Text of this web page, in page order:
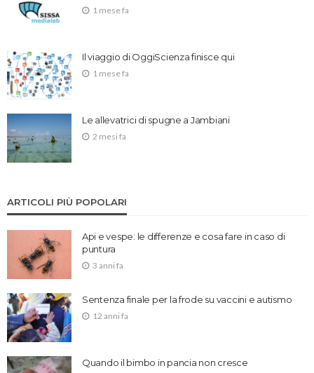
1 mese fa
Il viaggio di OggiScienza finisce qui
1 mese fa
Le allevatrici di spugne a Jambiani
2 mesi fa
ARTICOLI PIÙ POPOLARI
Api e vespe: le differenze e cosa fare in caso di
puntura
3 anni fa
Sentenza finale per la frode su vaccini e autismo
12 anni fa
Quando il bimbo in pancia non cresce